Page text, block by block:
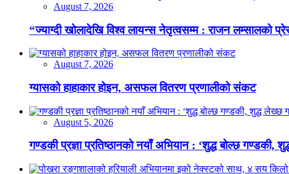
August 7, 2026
“ज्याग्दी खोलादेखि विश्व लायन्स नेतृत्वसम्म : राजन लम्सालको
August 7, 2026
ग्यासको हाहाकार होइन, असफल वितरण प्रणालीको संकट
August 5, 2026
गण्डकी प्रज्ञा प्रतिष्ठानको नयाँ अभियान : ‘शुद्ध बोल्छ गण्डकी,